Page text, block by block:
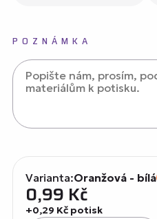
POZNÁMKA
Varianta:Oranžová - bílá
0,99 Kč
+0,29 Kč potisk